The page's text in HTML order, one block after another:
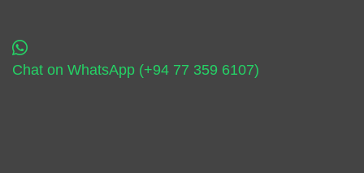
Chat on WhatsApp (+94 77 359 6107)